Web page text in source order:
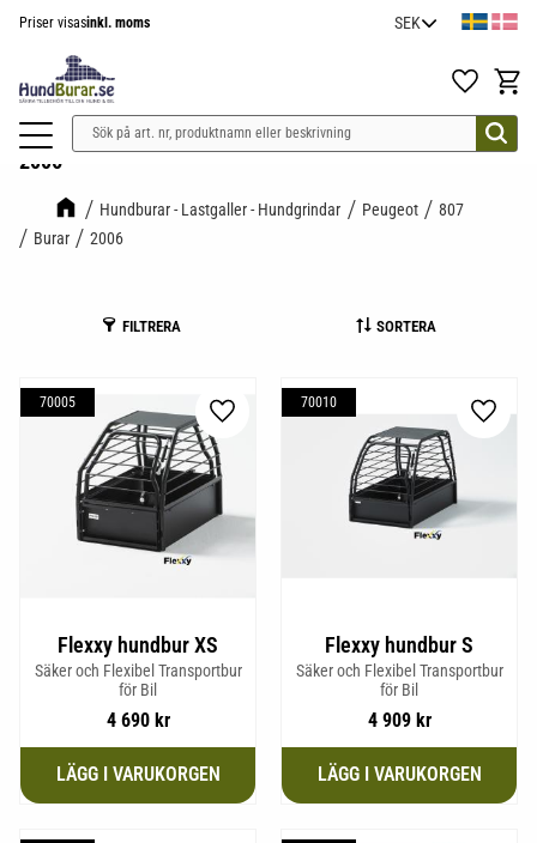
Priser visasinkl. moms
Favoriter
2006
Hundburar - Lastgaller - Hundgrindar Peugeot
807
Burar
2006
FILTRERA SORTERA
Flexxy hundbur XS
Säker och Flexibel Transportbur
för Bil
4 690kr
70005
Lägg till i favoriter
Flexxy hundbur S
Säker och Flexibel Transportbur
för Bil
4 909kr
70010
Lägg